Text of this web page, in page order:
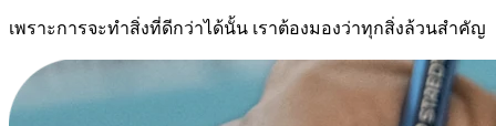
เพราะการจะทำสิ่งที่ดีกว่าได้นั้น เราต้องมองว่าทุกสิ่งล้วนสำคัญ